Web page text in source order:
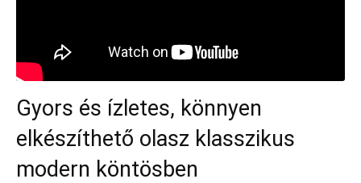
Gyors és ízletes, könnyen
elkészíthető olasz klasszikus
modern köntösben